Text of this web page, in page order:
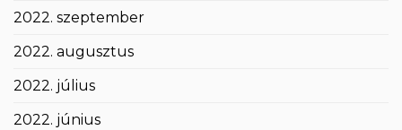
2022. szeptember
2022. augusztus
2022. július
2022. június